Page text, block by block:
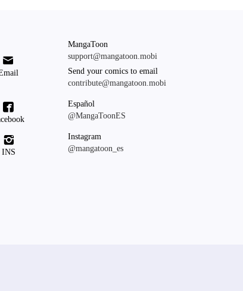

MangaToon
support@mangatoon.mobi
Send your comics to email
contribute@mangatoon.mobi

Español
@MangaToonES

INS
Instagram
@mangatoon_es